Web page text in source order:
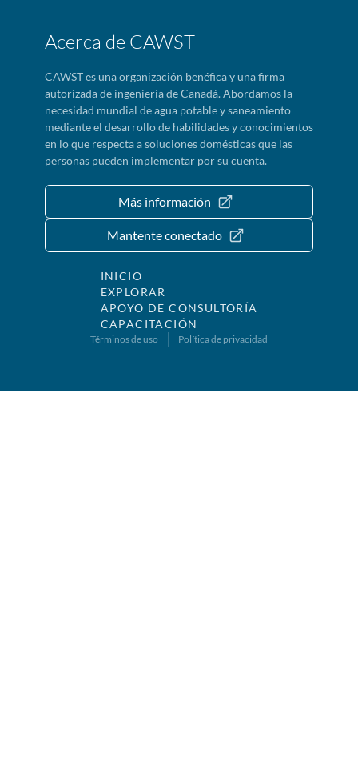
Acerca de CAWST
CAWST es una organización benéfica y una firma
autorizada de ingeniería de Canadá. Abordamos la
necesidad mundial de agua potable y saneamiento
mediante el desarrollo de habilidades y conocimientos
en lo que respecta a soluciones domésticas que las
personas pueden implementar por su cuenta.
Más información
Mantente conectado
INICIO
EXPLORAR
APOYO DE CONSULTORÍA
CAPACITACIÓN
Términos de uso Política de privacidad